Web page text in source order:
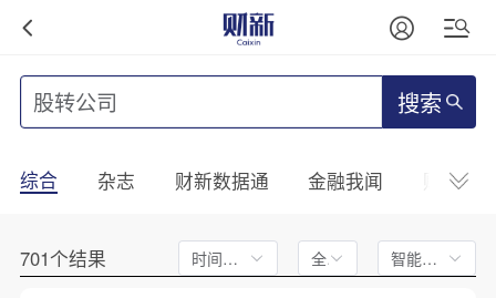
搜索
综合 杂志 财新数据通 金融我闻 财新
701个结果 时间不限 全文 智能排序